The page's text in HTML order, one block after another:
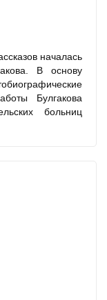
началась
В основу
Булгакова
больниц